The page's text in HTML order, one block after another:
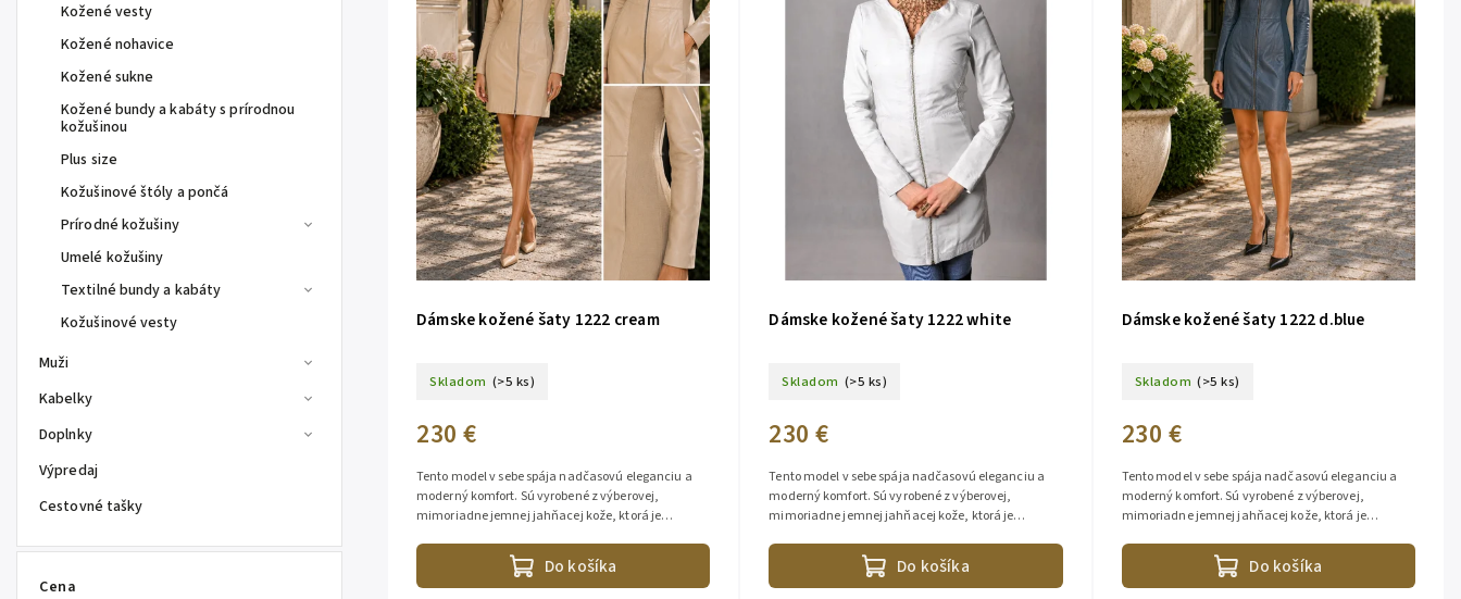
Kožené vesty
Kožené nohavice
Kožené sukne
Kožené bundy a kabáty s prírodnou
kožušinou
Plus size
Kožušinové štóly a pončá
Prírodné kožušiny
Umelé kožušiny
Textilné bundy a kabáty
Kožušinové vesty
Muži
Kabelky
Doplnky
Výpredaj
Cestovné tašky
Cena
Dámske kožené šaty 1222 cream
Skladom (>5 ks)
230 €
Do košíka
Tento model v sebe spája nadčasovú eleganciu a
moderný komfort. Sú vyrobené z výberovej,
mimoriadne jemnej jahňacej kože, ktorá je
Dámske kožené šaty 1222 white
Skladom (>5 ks)
230 €
Do košíka
Tento model v sebe spája nadčasovú eleganciu a
moderný komfort. Sú vyrobené z výberovej,
mimoriadne jemnej jahňacej kože, ktorá je
Dámske kožené šaty 1222 d.blue
Skladom (>5 ks)
230 €
Do košíka
Tento model v sebe spája nadčasovú eleganciu a
moderný komfort. Sú vyrobené z výberovej,
mimoriadne jemnej jahňacej kože, ktorá je